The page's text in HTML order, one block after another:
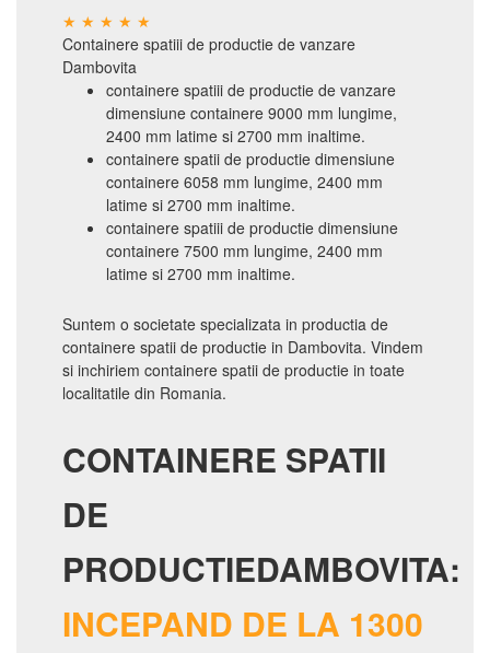
Containere spatiii de productie de vanzare
Dambovita
containere spatiii de productie de vanzare
dimensiune containere 9000 mm lungime,
2400 mm latime si 2700 mm inaltime.
containere spatii de productie dimensiune
containere 6058 mm lungime, 2400 mm
latime si 2700 mm inaltime.
containere spatiii de productie dimensiune
containere 7500 mm lungime, 2400 mm
latime si 2700 mm inaltime.
Suntem o societate specializata in productia de
containere spatii de productie in Dambovita. Vindem
si inchiriem containere spatii de productie in toate
localitatile din Romania.
CONTAINERE SPATII
DE
PRODUCTIEDAMBOVITA:
INCEPAND DE LA 1300